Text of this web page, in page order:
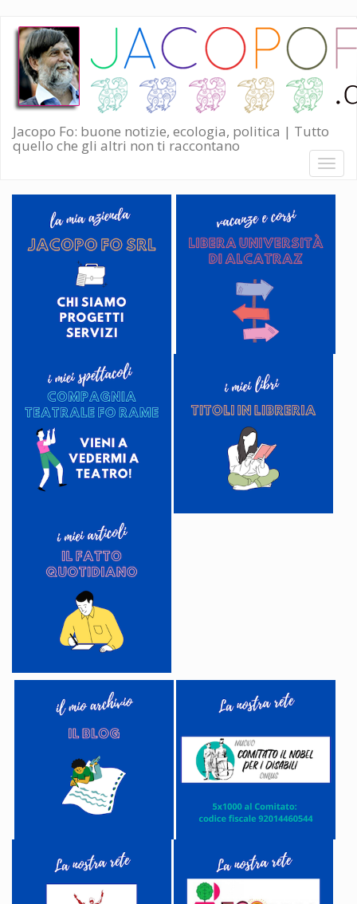
Salta
contenuto
principale
Jacopo Fo: buone notizie, ecologia, politica | Tutto
quello che gli altri non ti raccontano
Toggle